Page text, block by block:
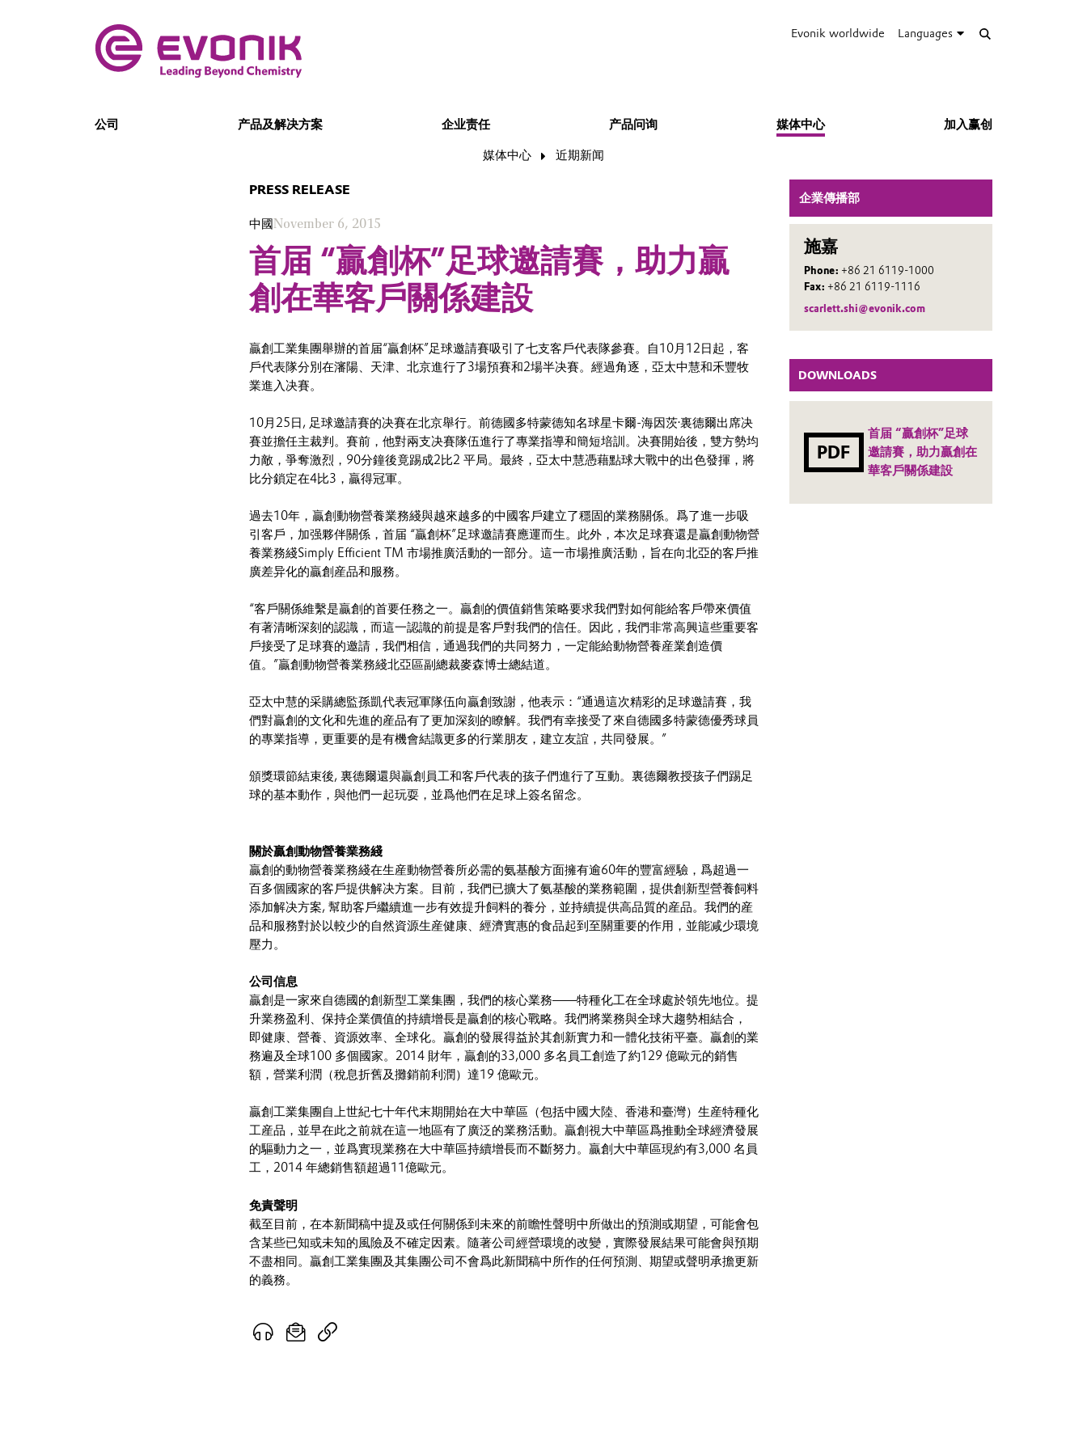
Evonik worldwide Languages
公司 产品及解决方案 企业责任 产品问询 媒体中心 加入赢创
媒体中心 近期新闻
企業傳播部
施嘉
Phone: +86 21 6119-1000
Fax: +86 21 6119-1116
scarlett.shi@evonik.com
DOWNLOADS
PDF
首届 “贏創杯”足球
邀請賽，助力贏創在
華客戶關係建設
PRESS RELEASE
中國November 6, 2015
首届 “贏創杯”足球邀請賽，助力贏
創在華客戶關係建設
贏創工業集團舉辦的首届“贏創杯”足球邀請賽吸引了七支客戶代表隊參賽。自10月12日起，客
戶代表隊分別在瀋陽、天津、北京進行了3場預賽和2場半决賽。經過角逐，亞太中慧和禾豐牧
業進入决賽。
10月25日, 足球邀請賽的决賽在北京舉行。前德國多特蒙德知名球星卡爾-海因茨·裏德爾出席决
賽並擔任主裁判。賽前，他對兩支决賽隊伍進行了專業指導和簡短培訓。决賽開始後，雙方勢均
力敵，爭奪激烈，90分鐘後竟踢成2比2 平局。最終，亞太中慧憑藉點球大戰中的出色發揮，將
比分鎖定在4比3，贏得冠軍。
過去10年，贏創動物營養業務綫與越來越多的中國客戶建立了穩固的業務關係。爲了進一步吸
引客戶，加强夥伴關係，首届 “贏創杯”足球邀請賽應運而生。此外，本次足球賽還是贏創動物營
養業務綫Simply Efficient TM 市場推廣活動的一部分。這一市場推廣活動，旨在向北亞的客戶推
廣差异化的贏創産品和服務。
“客戶關係維繫是贏創的首要任務之一。贏創的價值銷售策略要求我們對如何能給客戶帶來價值
有著清晰深刻的認識，而這一認識的前提是客戶對我們的信任。因此，我們非常高興這些重要客
戶接受了足球賽的邀請，我們相信，通過我們的共同努力，一定能給動物營養産業創造價
值。”贏創動物營養業務綫北亞區副總裁麥森博士總結道。
亞太中慧的采購總監孫凱代表冠軍隊伍向贏創致謝，他表示：“通過這次精彩的足球邀請賽，我
們對贏創的文化和先進的産品有了更加深刻的瞭解。我們有幸接受了來自德國多特蒙德優秀球員
的專業指導，更重要的是有機會結識更多的行業朋友，建立友誼，共同發展。”
頒獎環節結束後, 裏德爾還與贏創員工和客戶代表的孩子們進行了互動。裏德爾教授孩子們踢足
球的基本動作，與他們一起玩耍，並爲他們在足球上簽名留念。
關於贏創動物營養業務綫
贏創的動物營養業務綫在生産動物營養所必需的氨基酸方面擁有逾60年的豐富經驗，爲超過一
百多個國家的客戶提供解决方案。目前，我們已擴大了氨基酸的業務範圍，提供創新型營養飼料
添加解决方案, 幫助客戶繼續進一步有效提升飼料的養分，並持續提供高品質的産品。我們的産
品和服務對於以較少的自然資源生産健康、經濟實惠的食品起到至關重要的作用，並能减少環境
壓力。
公司信息
贏創是一家來自德國的創新型工業集團，我們的核心業務——特種化工在全球處於領先地位。提
升業務盈利、保持企業價值的持續增長是贏創的核心戰略。我們將業務與全球大趨勢相結合，
即健康、營養、資源效率、全球化。贏創的發展得益於其創新實力和一體化技術平臺。贏創的業
務遍及全球100 多個國家。2014 財年，贏創的33,000 多名員工創造了約129 億歐元的銷售
額，營業利潤（稅息折舊及攤銷前利潤）達19 億歐元。
贏創工業集團自上世紀七十年代末期開始在大中華區（包括中國大陸、香港和臺灣）生産特種化
工産品，並早在此之前就在這一地區有了廣泛的業務活動。贏創視大中華區爲推動全球經濟發展
的驅動力之一，並爲實現業務在大中華區持續增長而不斷努力。贏創大中華區現約有3,000 名員
工，2014 年總銷售額超過11億歐元。
免責聲明
截至目前，在本新聞稿中提及或任何關係到未來的前瞻性聲明中所做出的預測或期望，可能會包
含某些已知或未知的風險及不確定因素。隨著公司經營環境的改變，實際發展結果可能會與預期
不盡相同。贏創工業集團及其集團公司不會爲此新聞稿中所作的任何預測、期望或聲明承擔更新
的義務。